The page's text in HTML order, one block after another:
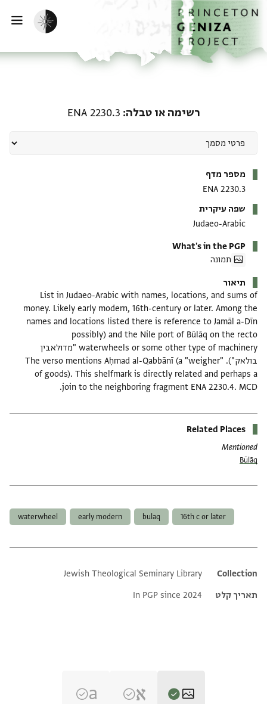
לתוכןהבית
הפעלת מצב כהה
רשימה או טבלה ENA 2230.3
מספר מדף
ENA 2230.3
שפה עיקרית
Judaeo-Arabic
What's in the PGP
תמונה
תיאור
List in Judaeo-Arabic with names, locations, and sums of
money. Likely early modern, 16th-century or later. Among the
names and locations listed there is reference to Jamāl a-Dīn
and the Nile port of Būlāq on the recto (possibly
waterwheels or some other type of machinery "מדולאבין
בולאק"). The verso mentions Aḥmad al-Qabbānī (a "weigher"
of goods). This shelfmark is directly related and perhaps a
join to the neighboring fragment ENA 2230.4. MCD.
Related Places
Mentioned
Būlāq
16th c or later
bulaq
early modern
waterwheel
Additional metadata
Collection
Jewish Theological Seminary Library
תאריך קלט
In PGP since 2024